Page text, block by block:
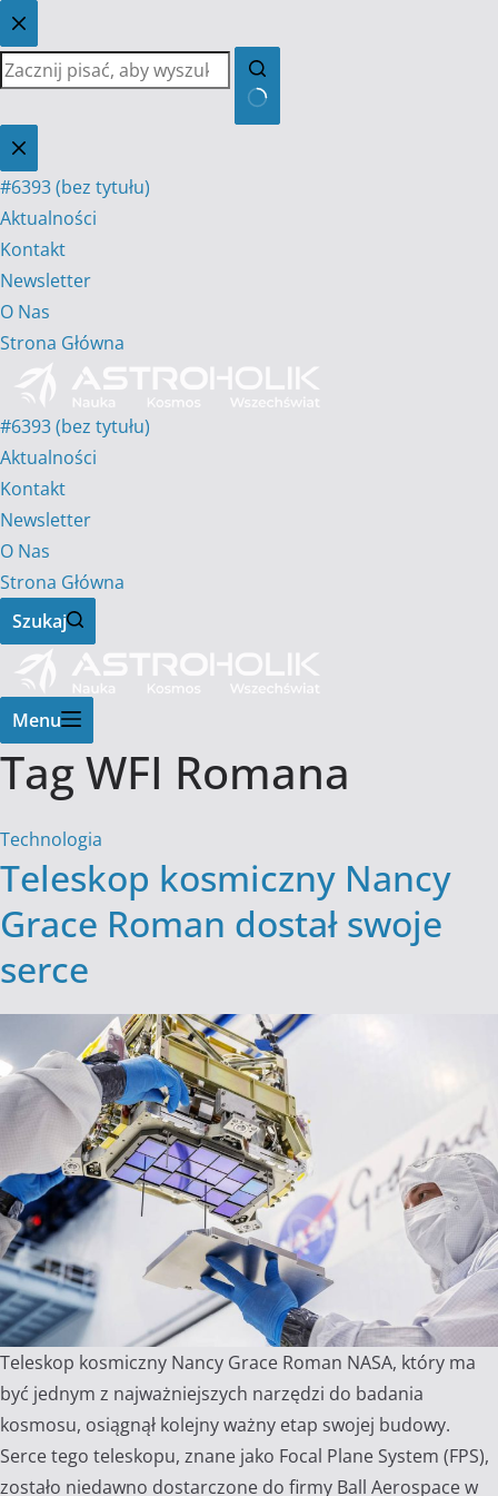
Przejdź
do
treści
Brak
wyników
#6393 (bez tytułu)
Aktualności
Kontakt
Newsletter
O Nas
Strona Główna
#6393 (bez tytułu)
Aktualności
Kontakt
Newsletter
O Nas
Strona Główna
Szukaj
Menu
TagWFI Romana
Technologia
Teleskop kosmiczny Nancy
Grace Roman dostał swoje
serce
Teleskop kosmiczny Nancy Grace Roman NASA, który ma
być jednym z najważniejszych narzędzi do badania
kosmosu, osiągnął kolejny ważny etap swojej budowy.
Serce tego teleskopu, znane jako Focal Plane System (FPS),
zostało niedawno dostarczone do firmy Ball Aerospace w